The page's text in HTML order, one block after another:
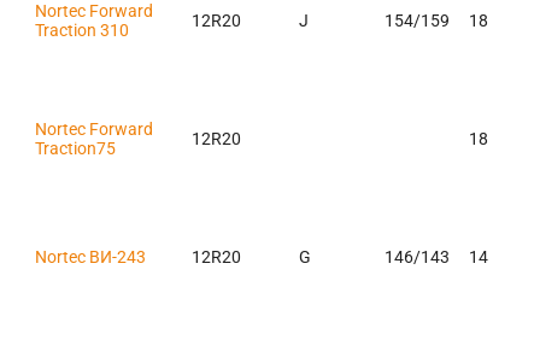
Nortec Forward
Traction 310
12R20 J 154/159 18
Nortec Forward
Traction75
12R20 18
Nortec ВИ-243 12R20 G 146/143 14